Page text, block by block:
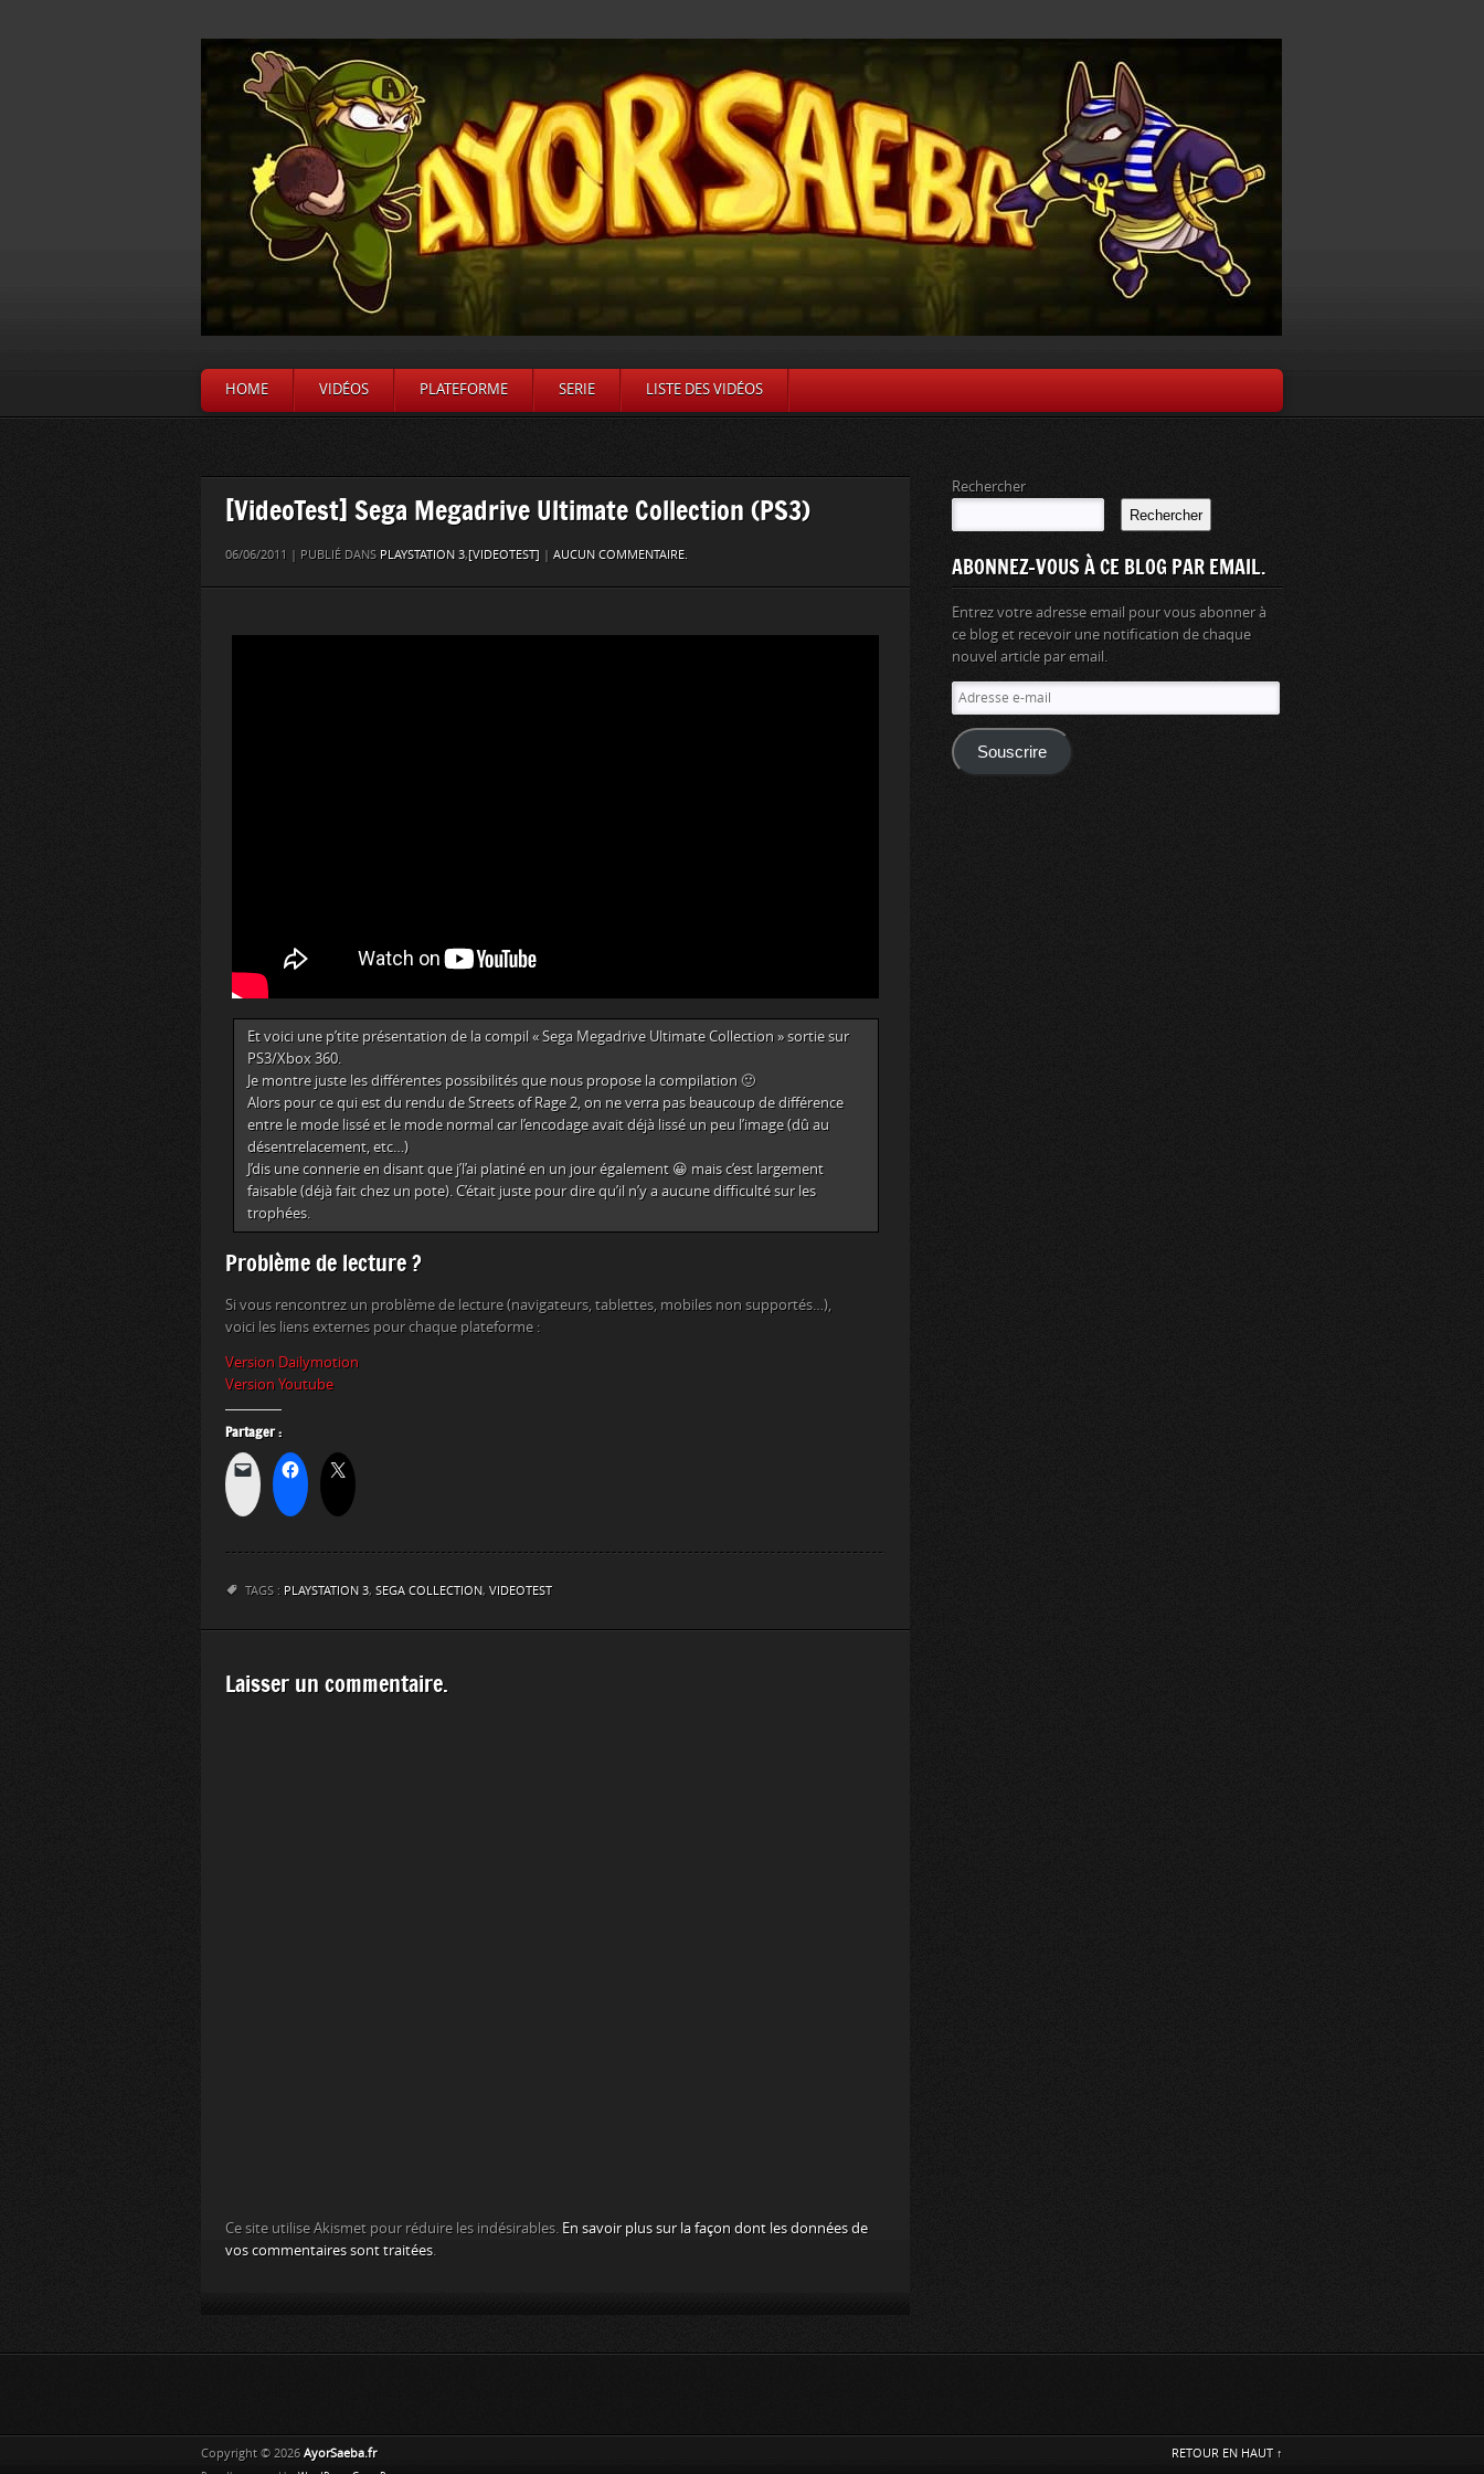
HOME VIDÉOS PLATEFORME SERIE LISTE DES VIDÉOS
[VideoTest] Sega Megadrive Ultimate Collection (PS3)
06/06/2011 | PUBLIÉ DANS PLAYSTATION 3,[VIDEOTEST] | AUCUN COMMENTAIRE.
Et voici une p’tite présentation de la compil « Sega Megadrive Ultimate Collection » sortie sur
PS3/Xbox 360.
Je montre juste les différentes possibilités que nous propose la compilation 🙂
Alors pour ce qui est du rendu de Streets of Rage 2, on ne verra pas beaucoup de différence
entre le mode lissé et le mode normal car l’encodage avait déjà lissé un peu l’image (dû au
désentrelacement, etc…)
J’dis une connerie en disant que j’l’ai platiné en un jour également 😀 mais c’est largement
faisable (déjà fait chez un pote). C’était juste pour dire qu’il n’y a aucune difficulté sur les
trophées.
Problème de lecture ?
Si vous rencontrez un problème de lecture (navigateurs, tablettes, mobiles non supportés…),
voici les liens externes pour chaque plateforme :
Version Dailymotion
Version Youtube
Partager :
TAGS : PLAYSTATION 3, SEGA COLLECTION, VIDEOTEST
Laisser un commentaire.
Ce site utilise Akismet pour réduire les indésirables. En savoir plus sur la façon dont les données de
vos commentaires sont traitées.
Rechercher
Rechercher
ABONNEZ-VOUS À CE BLOG PAR EMAIL.
Entrez votre adresse email pour vous abonner à
ce blog et recevoir une notification de chaque
nouvel article par email.
Adresse
e-
mail
Souscrire
Copyright © 2026 AyorSaeba.fr RETOUR EN HAUT ↑